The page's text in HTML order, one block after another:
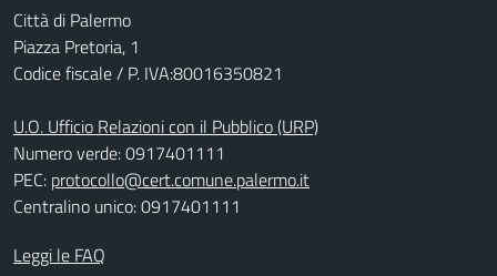
Città di Palermo
Piazza Pretoria, 1
Codice fiscale / P. IVA:80016350821
U.O. Ufficio Relazioni con il Pubblico (URP)
Numero verde: 0917401111
PEC: protocollo@cert.comune.palermo.it
Centralino unico: 0917401111
Leggi le FAQ